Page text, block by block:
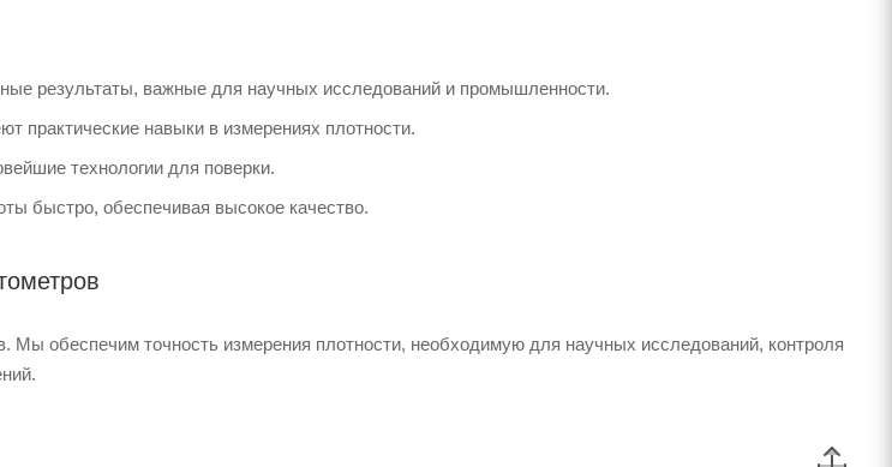
результаты, важные для научных исследований и промышленности.
практические навыки в измерениях плотности.
технологии для поверки.
быстро, обеспечивая высокое качество.
Мы обеспечим точность измерения плотности, необходимую для научных исследований, контроля